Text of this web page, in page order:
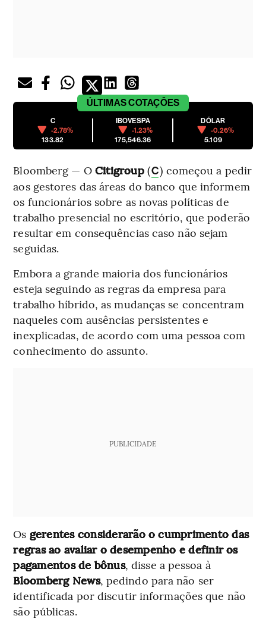
ÚLTIMASCOTAÇÕES
C
-2.78%
133.82
IBOVESPA
-1.23%
175,546.36
DÓLAR
-0.26%
5.109
Bloomberg — O Citigroup(C) começou a pedir
aos gestores das áreas do banco que informem
os funcionários sobre as novas políticas de
trabalho presencial no escritório, que poderão
resultar em consequências caso não sejam
seguidas.
Embora a grande maioria dos funcionários
esteja seguindo as regras da empresa para
trabalho híbrido, as mudanças se concentram
naqueles com ausências persistentes e
inexplicadas, de acordo com uma pessoa com
conhecimento do assunto.
PUBLICIDADE
Os gerentes considerarão o cumprimento das
regras ao avaliar o desempenho e definir os
pagamentos de bônus, disse a pessoa à
Bloomberg News, pedindo para não ser
identificada por discutir informações que não
são públicas.